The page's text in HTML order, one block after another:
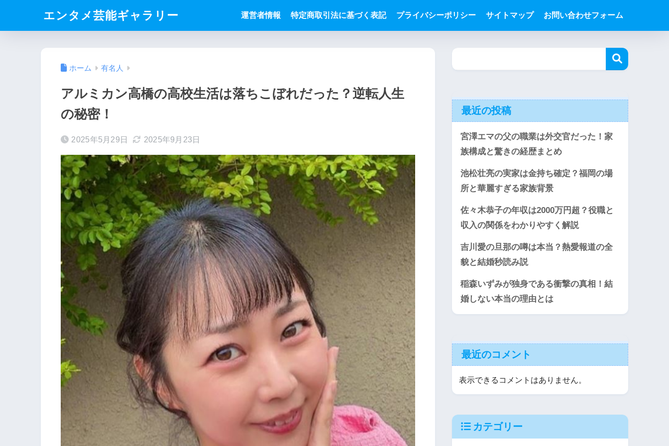
エンタメ芸能ギャラリー 運営者情報 特定商取引法に基づく表記 プライバシーポリシー サイトマップ お問い合わせフォーム
ホーム 有名人
アルミカン高橋の高校生活は落ちこぼれだった？逆転人生
の秘密！
2025年5月29日 2025年9月23日
最近の投稿
宮澤エマの父の職業は外交官だった！家
族構成と驚きの経歴まとめ
池松壮亮の実家は金持ち確定？福岡の場
所と華麗すぎる家族背景
佐々木恭子の年収は2000万円超？役職と
収入の関係をわかりやすく解説
吉川愛の旦那の噂は本当？熱愛報道の全
貌と結婚秒読み説
稲森いずみが独身である衝撃の真相！結
婚しない本当の理由とは
最近のコメント
表示できるコメントはありません。
カテゴリー